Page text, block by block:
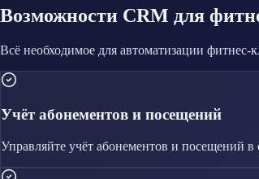
Возможности CRM для
Всё необходимое для автоматизации фитнес-
Учёт абонементов и посещений
Управляйте учёт абонементов и посещений в